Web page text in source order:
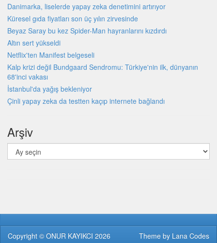
Danimarka, liselerde yapay zeka denetimini artırıyor
Küresel gıda fiyatları son üç yılın zirvesinde
Beyaz Saray bu kez Spider-Man hayranlarını kızdırdı
Altın sert yükseldi
Netflix'ten Manifest belgeseli
Kalp krizi değil Bundgaard Sendromu: Türkiye'nin ilk, dünyanın
68'inci vakası
İstanbul'da yağış bekleniyor
Çinli yapay zeka da testten kaçıp internete bağlandı
Arşiv
Arşiv
Theme by Lana Codes
Copyright © ONUR KAYIKCI 2026